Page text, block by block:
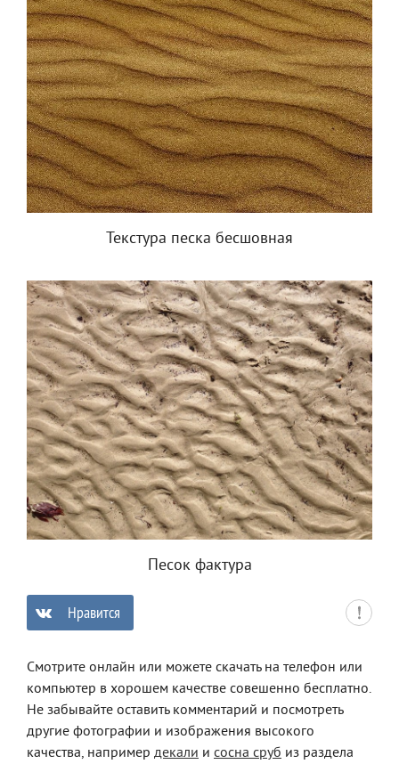
Текстура песка бесшовная
Песок фактура
Нравится
Смотрите онлайн или можете скачать на телефон или
компьютер в хорошем качестве совешенно бесплатно.
Не забывайте оставить комментарий и посмотреть
другие фотографии и изображения высокого
качества, например декали и сосна сруб из раздела